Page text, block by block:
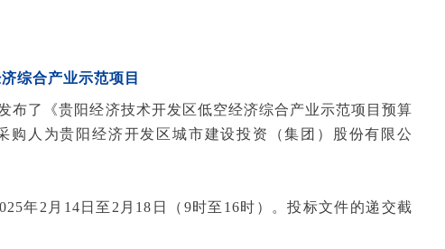
综合产业示范项目
布了《贵阳经济技术开发区低空经济综合产业示范项目预算
购人为贵阳经济开发区城市建设投资（集团）股份有限公
年2月14日至2月18日（9时至16时）。投标文件的递交截